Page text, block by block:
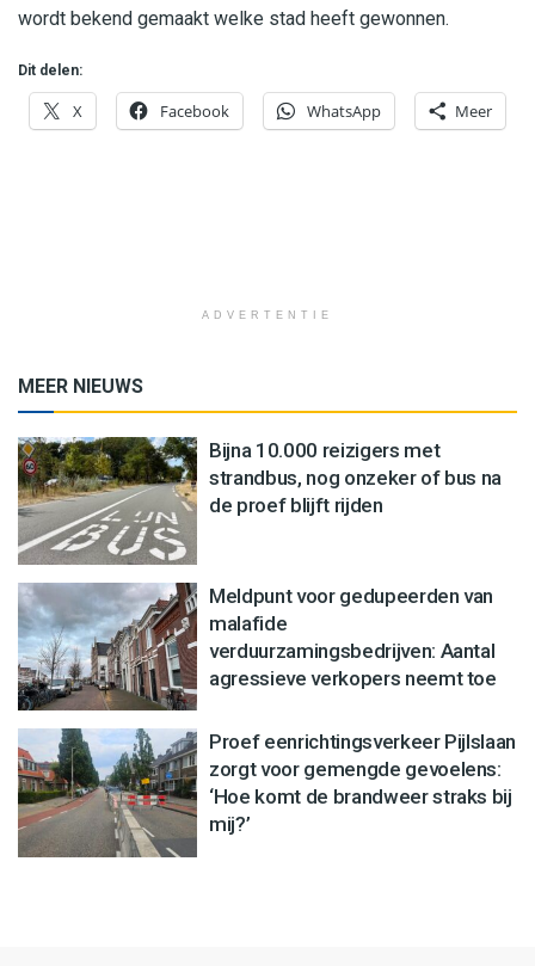
wordt bekend gemaakt welke stad heeft gewonnen.
Dit delen:
X Facebook WhatsApp Meer
ADVERTENTIE
MEER NIEUWS
Bijna 10.000 reizigers met
strandbus, nog onzeker of bus na
de proef blijft rijden
Meldpunt voor gedupeerden van
malafide
verduurzamingsbedrijven: Aantal
agressieve verkopers neemt toe
Proef eenrichtingsverkeer Pijlslaan
zorgt voor gemengde gevoelens:
‘Hoe komt de brandweer straks bij
mij?’